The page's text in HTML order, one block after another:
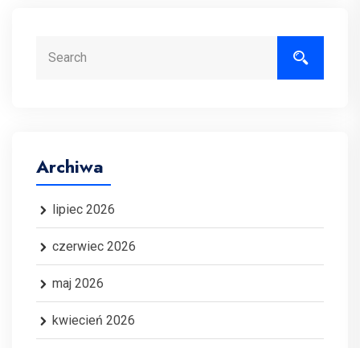
Archiwa
lipiec 2026
czerwiec 2026
maj 2026
kwiecień 2026